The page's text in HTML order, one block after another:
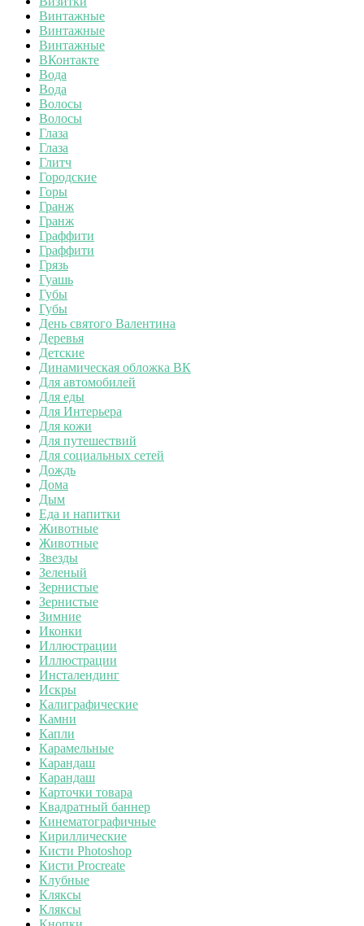
Винтажные
Винтажные
Винтажные
ВКонтакте
Вода
Вода
Волосы
Волосы
Глаза
Глаза
Глитч
Городские
Горы
Гранж
Гранж
Граффити
Граффити
Грязь
Гуашь
Губы
Губы
День святого Валентина
Деревья
Детские
Динамическая обложка ВК
Для автомобилей
Для еды
Для Интерьера
Для кожи
Для путешествий
Для социальных сетей
Дождь
Дома
Дым
Еда и напитки
Животные
Животные
Звезды
Зеленый
Зернистые
Зернистые
Зимние
Иконки
Иллюстрации
Иллюстрации
Инсталендинг
Искры
Калиграфические
Камни
Капли
Карамельные
Карандаш
Карандаш
Карточки товара
Квадратный баннер
Кинематографичные
Кириллические
Кисти Photoshop
Кисти Procreate
Клубные
Кляксы
Кляксы